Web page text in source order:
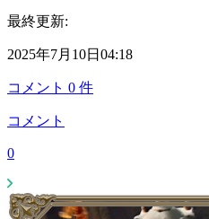
最終更新:
2025年7月10日04:18
コメント 0 件
コメント
0